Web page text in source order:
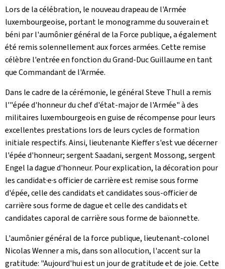
Lors de la célébration, le nouveau drapeau de l'Armée
luxembourgeoise, portant le monogramme du souverain et
béni par l'aumônier général de la Force publique, a également
été remis solennellement aux forces armées. Cette remise
célèbre l'entrée en fonction du Grand-Duc Guillaume en tant
que Commandant de l'Armée.
Dans le cadre de la cérémonie, le général Steve Thull a remis
l'"épée d'honneur du chef d'état-major de l'Armée" à des
militaires luxembourgeois en guise de récompense pour leurs
excellentes prestations lors de leurs cycles de formation
initiale respectifs. Ainsi, lieutenante Kieffer s'est vue décerner
l'épée d'honneur; sergent Saadani, sergent Mossong, sergent
Engel la dague d'honneur. Pour explication, la décoration pour
les candidat·e·s officier de carrière est remise sous forme
d'épée, celle des candidats et candidates sous-officier de
carrière sous forme de dague et celle des candidats et
candidates caporal de carrière sous forme de baïonnette.
L'aumônier général de la force publique, lieutenant-colonel
Nicolas Wenner a mis, dans son allocution, l'accent sur la
gratitude: "Aujourd'hui est un jour de gratitude et de joie. Cette